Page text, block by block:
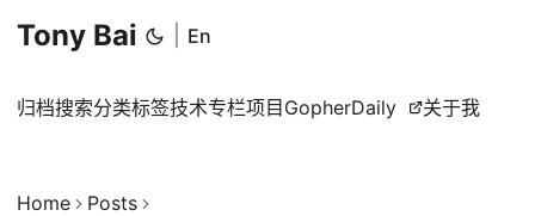
Tony Bai En
归档搜索分类标签技术专栏项目 GopherDaily 关于我
Home Posts